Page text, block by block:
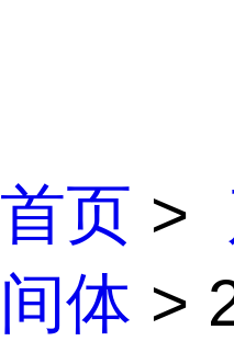
首页 >
间体 >